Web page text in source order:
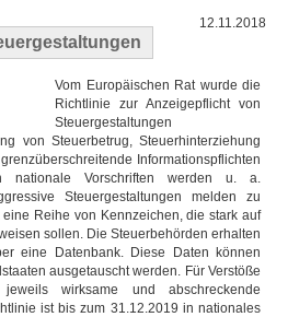
12.11.2018
Vom Europäischen Rat wurde die
Richtlinie zur Anzeigepflicht von
Steuergestaltungen
von Steuerbetrug, Steuerhinterziehung
Informationspflichten
nationale Vorschriften werden u. a.
Steuergestaltungen melden zu
Reihe von Kennzeichen, die stark auf
sollen. Die Steuerbehörden erhalten
eine Datenbank. Diese Daten können
ausgetauscht werden. Für Verstöße
wirksame und abschreckende
ist bis zum 31.12.2019 in nationales